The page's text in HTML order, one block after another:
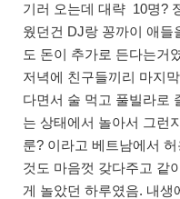
기러 오는데 대략 10명?
웠던건 DJ랑 꽁까이 애들
도 돈이 추가로 든다는거
저녁에 친구들끼리 마지
다면서 술 먹고 풀빌라로
는 상태에서 놀아서 그런
룬? 이라고 베트남에서
것도 마음껏 갖다주고 같
게 놀았던 하루였음. 내생